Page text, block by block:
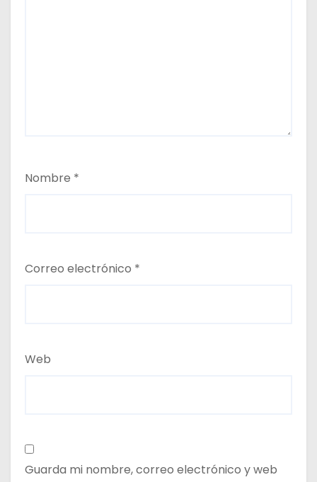
Nombre *
Correo electrónico *
Web
Guarda mi nombre, correo electrónico y web